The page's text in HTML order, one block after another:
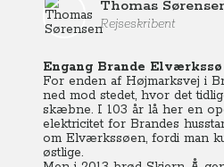
Thomas
Rejseskribent
Engang Brande Elværkssø
For enden af Højmarksvej i
ned mod stedet, hvor det
skæbne. I 103 år lå her en
elektricitet for Brandes
om Elværkssøen, fordi man
østlige.